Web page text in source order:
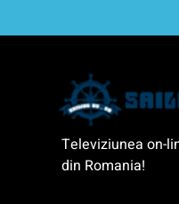
to
Televiziunea on-
din Romania!